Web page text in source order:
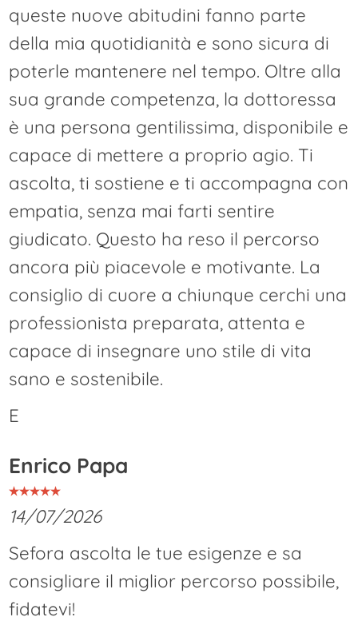
queste nuove abitudini fanno parte
della mia quotidianità e sono sicura di
poterle mantenere nel tempo. Oltre alla
sua grande competenza, la dottoressa
è una persona gentilissima, disponibile e
capace di mettere a proprio agio. Ti
ascolta, ti sostiene e ti accompagna con
empatia, senza mai farti sentire
giudicato. Questo ha reso il percorso
ancora più piacevole e motivante. La
consiglio di cuore a chiunque cerchi una
professionista preparata, attenta e
capace di insegnare uno stile di vita
sano e sostenibile.
E
Enrico Papa
14/07/2026
Sefora ascolta le tue esigenze e sa
consigliare il miglior percorso possibile,
fidatevi!